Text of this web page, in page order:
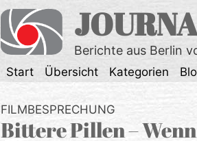
Berichte aus Berlin
Start Übersicht Kategorien
FILMBESPRECHUNG
Bittere Pillen –